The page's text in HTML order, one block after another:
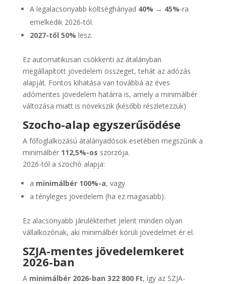
A legalacsonyabb költséghányad 40% → 45%-ra
emelkedik 2026-tól.
2027-től 50% lesz.
Ez automatikusan csökkenti az átalányban
megállapított jövedelem összeget, tehát az adózás
alapját. Fontos kihatása van továbbá az éves
adómentes jövedelem határra is, amely a minimálbér
változása miatt is növekszik (később részletezzük)
Szocho-alap egyszerűsödése
A főfoglalkozású átalányadósok esetében megszűnik a
minimálbér 112,5%-os szorzója.
2026-tól a szochó alapja:
a minimálbér 100%-a, vagy
a tényleges jövedelem (ha ez magasabb).
Ez alacsonyabb járulékterhet jelent minden olyan
vállalkozónak, aki minimálbér körüli jövedelmet ér el.
SZJA-mentes jövedelemkeret
2026-ban
A minimálbér 2026-ban 322 800 Ft, így az SZJA-